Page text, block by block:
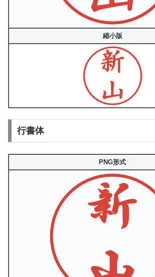
縮小版
行書体
PNG形式